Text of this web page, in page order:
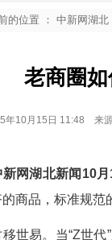
老
2025年10月15